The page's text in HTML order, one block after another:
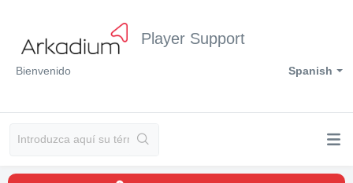
Player Support
Spanish
Bienvenido